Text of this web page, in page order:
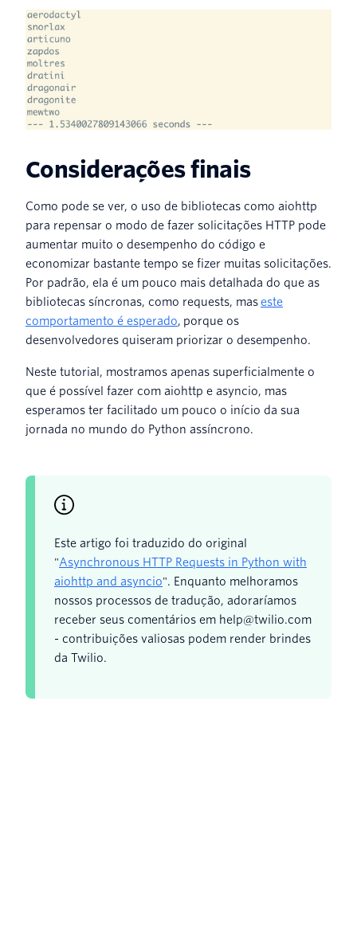
Considerações finais
Como pode se ver, o uso de bibliotecas como aiohttp
para repensar o modo de fazer solicitações HTTP pode
aumentar muito o desempenho do código e
economizar bastante tempo se fizer muitas solicitações.
Por padrão, ela é um pouco mais detalhada do que as
bibliotecas síncronas, como requests, maseste
comportamento é esperado, porque os
desenvolvedores quiseram priorizar o desempenho.
Neste tutorial, mostramos apenas superficialmente o
que é possível fazer com aiohttp e asyncio, mas
esperamos ter facilitado um pouco o início da sua
jornada no mundo do Python assíncrono.
Este artigo foi traduzido do original
"Asynchronous HTTP Requests in Python with
aiohttp and asyncio". Enquanto melhoramos
nossos processos de tradução, adoraríamos
receber seus comentários em help@twilio.com
- contribuições valiosas podem render brindes
da Twilio.